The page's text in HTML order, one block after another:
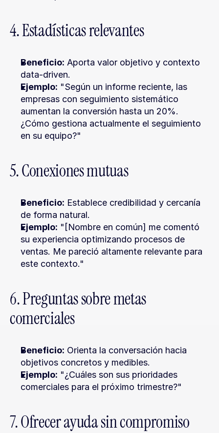
4. Estadísticas relevantes
Beneficio: Aporta valor objetivo y contexto
data-driven.
Ejemplo: "Según un informe reciente, las
empresas con seguimiento sistemático
aumentan la conversión hasta un 20%.
¿Cómo gestiona actualmente el seguimiento
en su equipo?"
5. Conexiones mutuas
Beneficio: Establece credibilidad y cercanía
de forma natural.
Ejemplo: "[Nombre en común] me comentó
su experiencia optimizando procesos de
ventas. Me pareció altamente relevante para
este contexto."
6. Preguntas sobre metas
comerciales
Beneficio: Orienta la conversación hacia
objetivos concretos y medibles.
Ejemplo: "¿Cuáles son sus prioridades
comerciales para el próximo trimestre?"
7. Ofrecer ayuda sin compromiso